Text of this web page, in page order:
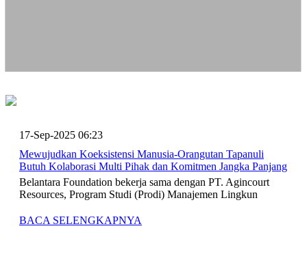
17-Sep-2025 06:23
Mewujudkan Koeksistensi Manusia-Orangutan Tapanuli
Butuh Kolaborasi Multi Pihak dan Komitmen Jangka Panjang
Belantara Foundation bekerja sama dengan PT. Agincourt
Resources, Program Studi (Prodi) Manajemen Lingkun
BACA SELENGKAPNYA